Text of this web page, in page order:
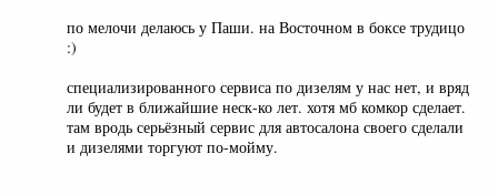
по мелочи делаюсь у Паши. на Восточном в боксе трудицо
:)
специализированного сервиса по дизелям у нас нет, и вряд
ли будет в ближайшие неск-ко лет. хотя мб комкор сделает.
там вродь серьёзный сервис для автосалона своего сделали
и дизелями торгуют по-мойму.